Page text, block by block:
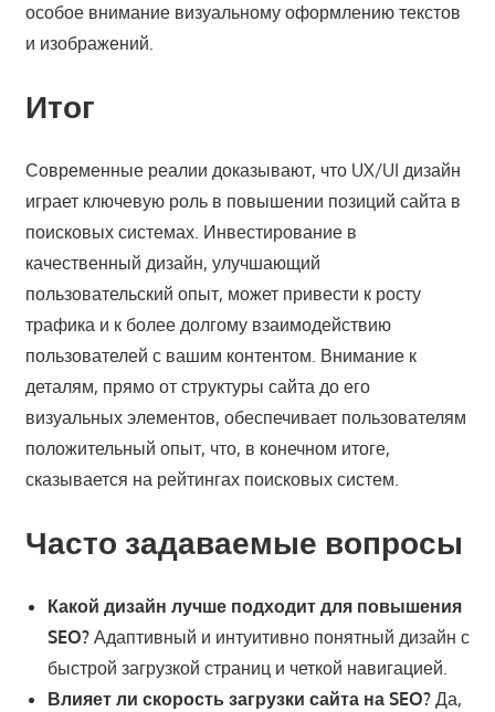
особое внимание визуальному оформлению текстов
и изображений.
Итог
Современные реалии доказывают, что UX/UI дизайн
играет ключевую роль в повышении позиций сайта в
поисковых системах. Инвестирование в
качественный дизайн, улучшающий
пользовательский опыт, может привести к росту
трафика и к более долгому взаимодействию
пользователей с вашим контентом. Внимание к
деталям, прямо от структуры сайта до его
визуальных элементов, обеспечивает пользователям
положительный опыт, что, в конечном итоге,
сказывается на рейтингах поисковых систем.
Часто задаваемые вопросы
Какой дизайн лучше подходит для повышения
SEO?Адаптивный и интуитивно понятный дизайн с
быстрой загрузкой страниц и четкой навигацией.
Влияет ли скорость загрузки сайта на SEO?Да,